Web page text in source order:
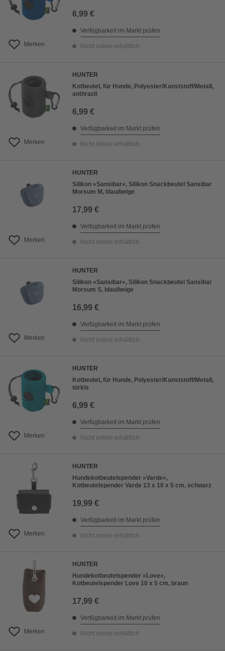
Merken
6,99 €
Verfügbarkeit im Markt prüfen
Nicht online erhältlich
Merken
HUNTER
Kotbeutel, für Hunde, Polyester/Kunststoff/Metall,
anthrazit
6,99 €
Verfügbarkeit im Markt prüfen
Nicht online erhältlich
Merken
HUNTER
Silikon »Sansibar«, Silikon Snackbeutel Sansibar
Morsum M, blau/beige
17,99 €
Verfügbarkeit im Markt prüfen
Nicht online erhältlich
Merken
HUNTER
Silikon »Sansibar«, Silikon Snackbeutel Sansibar
Morsum S, blau/beige
16,99 €
Verfügbarkeit im Markt prüfen
Nicht online erhältlich
Merken
HUNTER
Kotbeutel, für Hunde, Polyester/Kunststoff/Metall,
türkis
6,99 €
Verfügbarkeit im Markt prüfen
Nicht online erhältlich
Merken
HUNTER
Hundekotbeutelspender »Varde«,
Kotbeutelspender Varde 13 x 10 x 5 cm, schwarz
19,99 €
Verfügbarkeit im Markt prüfen
Nicht online erhältlich
Merken
HUNTER
Hundekotbeutelspender »Love«,
Kotbeutelspender Love 10 x 5 cm, braun
17,99 €
Verfügbarkeit im Markt prüfen
Nicht online erhältlich